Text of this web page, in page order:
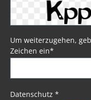
enthalten sind
Anbringen der
Harley®
zusätzlich durch
längerem
Favorit,
Um weiterzugehen,
Zeichen ein*
Datenschutz *